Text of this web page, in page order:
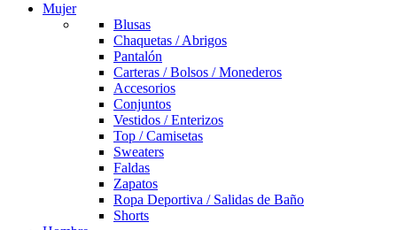
Mujer
Blusas
Chaquetas / Abrigos
Pantalón
Carteras / Bolsos / Monederos
Accesorios
Conjuntos
Vestidos / Enterizos
Top / Camisetas
Sweaters
Faldas
Zapatos
Ropa Deportiva / Salidas de Baño
Shorts